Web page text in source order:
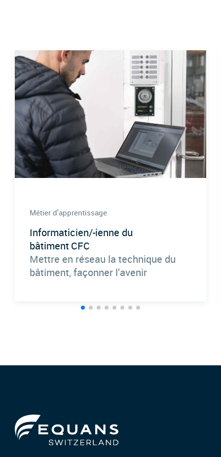
Métier d'apprentissage
Informaticien/-ienne du
bâtiment CFC
Mettre en réseau la technique du
bâtiment, façonner l’avenir